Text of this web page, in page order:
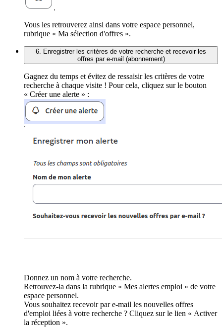
.
Vous les retrouverez ainsi dans votre espace personnel,
rubrique « Ma sélection d'offres ».
6. Enregistrer les critères de votre recherche et recevoir les
offres par e-mail (abonnement)
Gagnez du temps et évitez de ressaisir les critères de votre
recherche à chaque visite ! Pour cela, cliquez sur le bouton
« Créer une alerte » :
Donnez un nom à votre recherche.
Retrouvez-la dans la rubrique « Mes alertes emploi » de votre
espace personnel.
Vous souhaitez recevoir par e-mail les nouvelles offres
d'emploi liées à votre recherche ? Cliquez sur le lien « Activer
la réception ».